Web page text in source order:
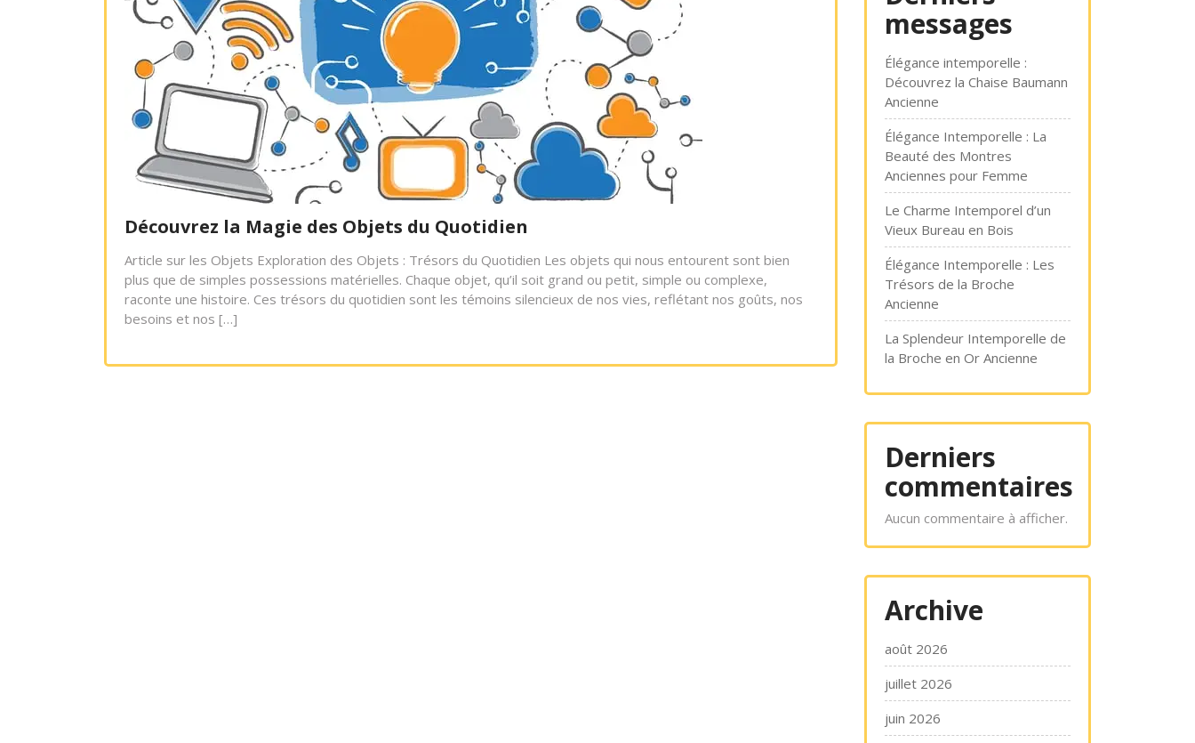
Découvrez la Magie des Objets du Quotidien
Article sur les Objets Exploration des Objets : Trésors du Quotidien Les objets qui nous entourent sont bien
plus que de simples possessions matérielles. Chaque objet, qu’il soit grand ou petit, simple ou complexe,
raconte une histoire. Ces trésors du quotidien sont les témoins silencieux de nos vies, reflétant nos goûts, nos
besoins et nos […]
messages
Élégance intemporelle :
Découvrez la Chaise Baumann
Ancienne
Élégance Intemporelle : La
Beauté des Montres
Anciennes pour Femme
Le Charme Intemporel d’un
Vieux Bureau en Bois
Élégance Intemporelle : Les
Trésors de la Broche
Ancienne
La Splendeur Intemporelle de
la Broche en Or Ancienne
Derniers
commentaires
Aucun commentaire à afficher.
Archive
août 2026
juillet 2026
juin 2026